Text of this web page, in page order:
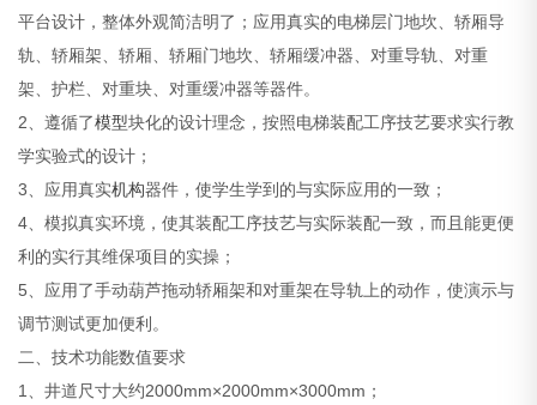
平台设计，整体外观简洁明了；应用真实的电梯层门地坎、轿厢导
轨、轿厢架、轿厢、轿厢门地坎、轿厢缓冲器、对重导轨、对重
架、护栏、对重块、对重缓冲器等器件。
2、遵循了模型块化的设计理念，按照电梯装配工序技艺要求实行教
学实验式的设计；
3、应用真实机构器件，使学生学到的与实际应用的一致；
4、模拟真实环境，使其装配工序技艺与实际装配一致，而且能更便
利的实行其维保项目的实操；
5、应用了手动葫芦拖动轿厢架和对重架在导轨上的动作，使演示与
调节测试更加便利。
二、技术功能数值要求
1、井道尺寸大约2000mm×2000mm×3000mm；